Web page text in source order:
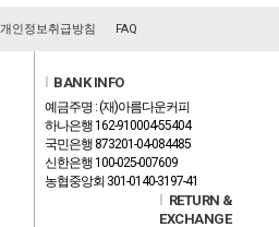
개인정보취급방침 FAQ
l BANK INFO
예금주명 : (재)아름다운커피
하나은행 162-910004-55404
국민은행 873201-04-084485
신한은행 100-025-007609
농협중앙회 301-0140-3197-41
l RETURN &
EXCHANGE